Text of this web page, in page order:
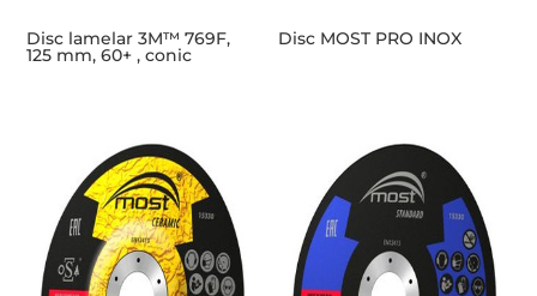
Disc lamelar 3M™ 769F,
125 mm, 60+ , conic
Disc MOST PRO INOX